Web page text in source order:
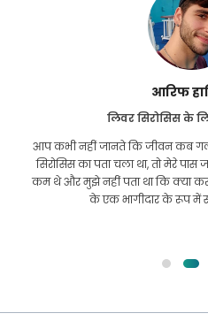
आरिफ
लिवर सिरोसिस के
आप कभी नहीं जानते कि जीवन कब
सिरोसिस का पता चला था, तो मेरे
कम थे और मुझे नहीं पता था कि क्या
के एक भागीदार के रूप में